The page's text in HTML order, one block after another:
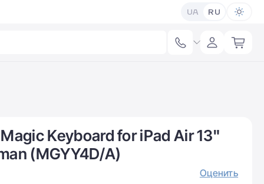
UA RU
Keyboard for iPad Air 13"
(MGYY4D/A)
Оценить